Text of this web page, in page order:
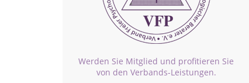
Werden Sie Mitglied und profitieren Sie
von den Verbands-Leistungen.